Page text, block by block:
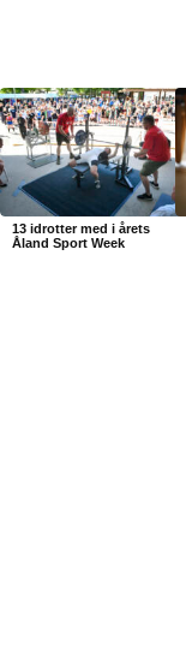
13 idrotter med i årets
Åland Sport Week